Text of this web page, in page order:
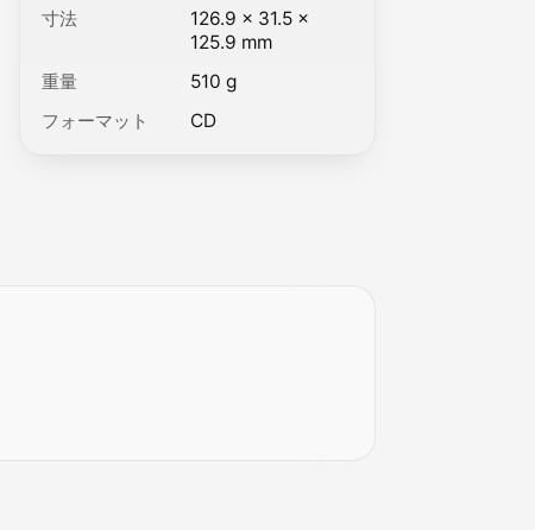
寸法
126.9 × 31.5 ×
125.9 mm
重量
510 g
フォーマット
CD